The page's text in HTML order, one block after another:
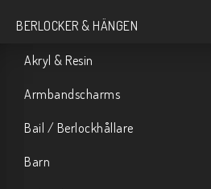
BERLOCKER & HÄNGEN
Akryl & Resin
Armbandscharms
Bail / Berlockhållare
Barn